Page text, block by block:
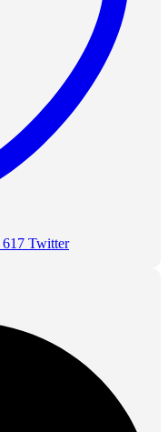
617 Twitter